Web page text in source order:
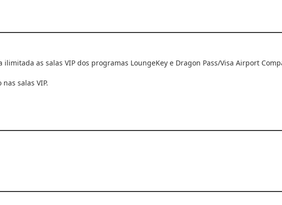
as salas VIP dos programas LoungeKey e Dragon Pass/Visa Airport
salas VIP.